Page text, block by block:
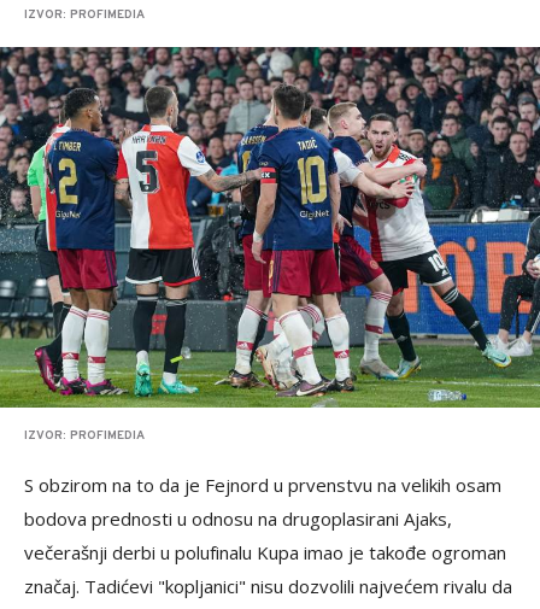
IZVOR: PROFIMEDIA
IZVOR: PROFIMEDIA
S obzirom na to da je Fejnord u prvenstvu na velikih osam
bodova prednosti u odnosu na drugoplasirani Ajaks,
večerašnji derbi u polufinalu Kupa imao je takođe ogroman
značaj. Tadićevi "kopljanici" nisu dozvolili najvećem rivalu da